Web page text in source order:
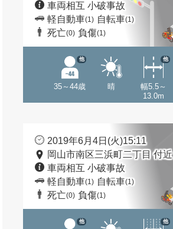
車両相互 小破事故
軽自動車(1) 自転車(1)
死亡(0) 負傷(1)
35～44歳
他
晴
幅5.5～
13.0m
他
2019年6月4日(火)15:11
岡山市南区三浜町二丁目 付近
車両相互 小破事故
軽自動車(1) 自転車(1)
死亡(0) 負傷(1)
他 他